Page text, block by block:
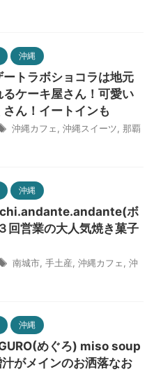
沖縄
トラボショコラは地元
ケーキ屋さん！可愛い
ん！イートインも
沖縄カフェ 沖縄スイーツ 那覇
沖縄
ボ
回営業の大人気焼き菓子
南城市 手土産 沖縄カフェ
沖
沖縄
めぐろ) miso soup
がメインのお洒落なお